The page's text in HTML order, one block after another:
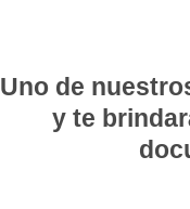
Uno de
y te